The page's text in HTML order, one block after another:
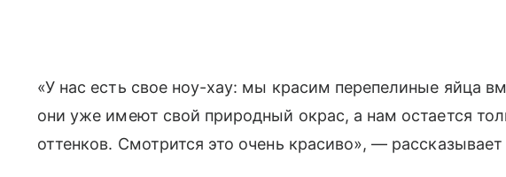
«У нас есть свое ноу-хау: мы красим перепелиные яйца
они уже имеют свой природный окрас, а нам остается
оттенков. Смотрится это очень красиво», —